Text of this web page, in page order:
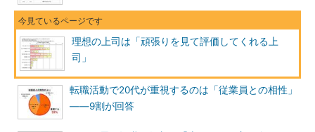
理想の上司は「頑張りを見て評価してくれる上
司」
転職活動で20代が重視するのは「従業員との相性」
――9割が回答